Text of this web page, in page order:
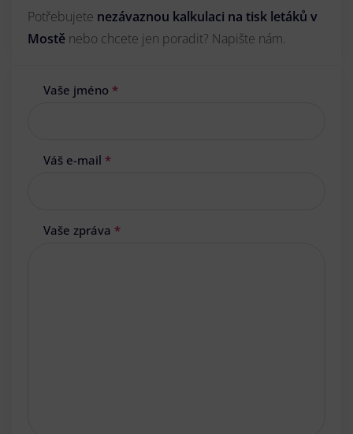
Potřebujete nezávaznou kalkulaci na tisk letáků v
Mostě nebo chcete jen poradit? Napište nám.
Vaše jméno *
Váš e-mail *
Vaše zpráva *